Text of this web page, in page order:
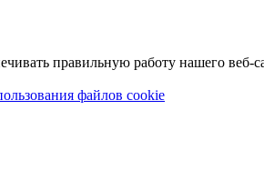
правильную работу нашего веб-
файлов cookie